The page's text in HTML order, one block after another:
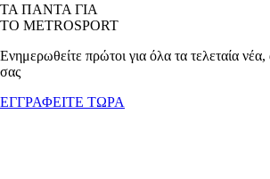
ΤΑ ΠΑΝΤΑ ΓΙΑ
ΤΟ METROSPORT
Ενημερωθείτε πρώτοι για όλα τα τελεταία
σας
ΕΓΓΡΑΦΕΙΤΕ ΤΩΡΑ